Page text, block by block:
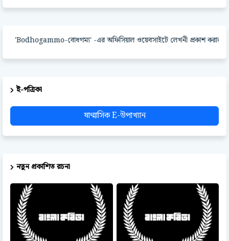
বোধগম্য' -এর অফিসিয়াল ওয়েবসাইটে লেখনী প্রকাশ করার পদ্ধতি
ই-পত্রিকা
ষাণ্মাসিক E-উপাখ্যান
নতুন প্রকাশিত রচনা